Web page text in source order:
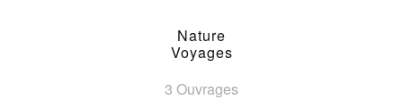
Nature
Voyages
3 Ouvrages